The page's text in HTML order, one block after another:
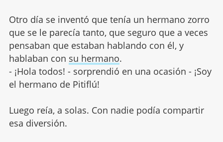
Otro día se inventó que tenía un hermano zorro
que se le parecía tanto, que seguro que a veces
pensaban que estaban hablando con él, y
hablaban con su hermano.
- ¡Hola todos! - sorprendió en una ocasión - ¡Soy
el hermano de Pitiflú!
Luego reía, a solas. Con nadie podía compartir
esa diversión.